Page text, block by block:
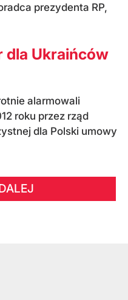
prezydenta RP,
dla Ukraińców
alarmowali
roku przez rząd
dla Polski umowy